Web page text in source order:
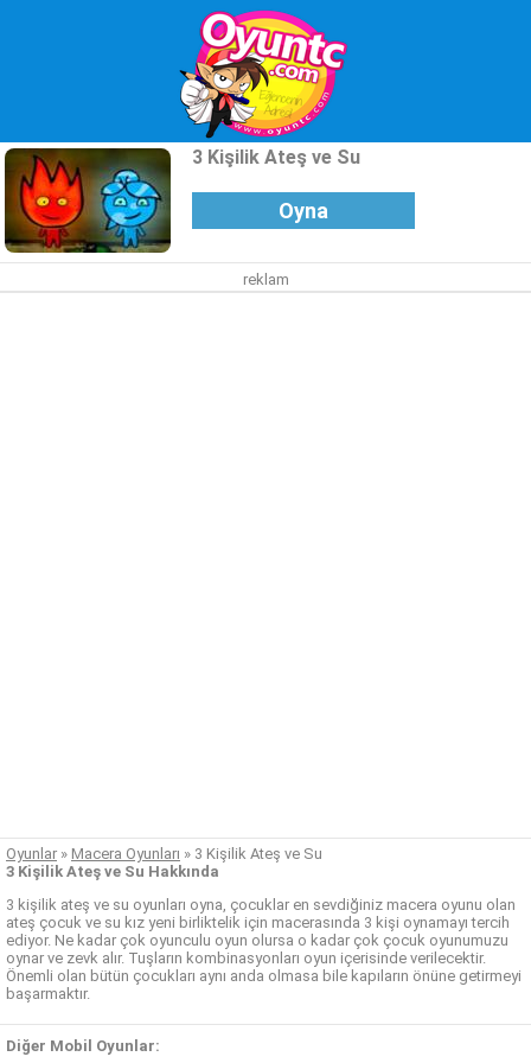
3 Kişilik Ateş ve Su
Oyna
reklam
Oyunlar » Macera Oyunları » 3 Kişilik Ateş ve Su
3 Kişilik Ateş ve Su Hakkında
3 kişilik ateş ve su oyunları oyna, çocuklar en sevdiğiniz macera oyunu olan
ateş çocuk ve su kız yeni birliktelik için macerasında 3 kişi oynamayı tercih
ediyor. Ne kadar çok oyunculu oyun olursa o kadar çok çocuk oyunumuzu
oynar ve zevk alır. Tuşların kombinasyonları oyun içerisinde verilecektir.
Önemli olan bütün çocukları aynı anda olmasa bile kapıların önüne getirmeyi
başarmaktır.
Diğer Mobil Oyunlar: